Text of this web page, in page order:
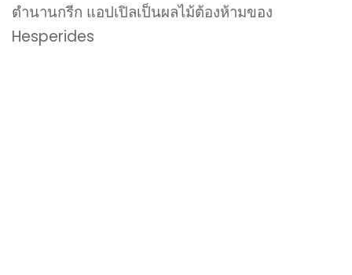
ตำนานกรีก แอปเปิลเป็นผลไม้ต้องห้ามของ
Hesperides